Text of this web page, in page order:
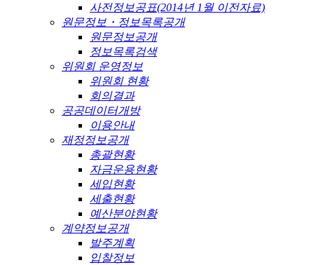
사전정보공표(2014년 1월 이전자료)
원문정보・정보목록공개
원문정보공개
정보목록검색
위원회 운영정보
위원회 현황
회의결과
공공데이터개방
이용안내
재정정보공개
총괄현황
자금운용현황
세입현황
세출현황
예산분야현황
계약정보공개
발주계획
입찰정보